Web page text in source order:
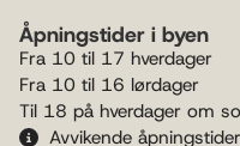
Åpningstider i byen
Fra 10 til 17 hverdager
Fra 10 til 16 lørdager
Til 18 på hverdager om
Avvikende åpningstider